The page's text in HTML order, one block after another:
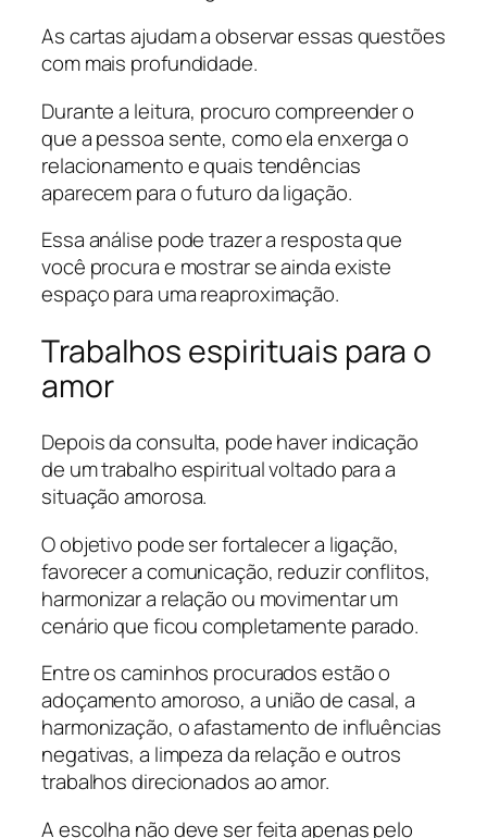
As cartas ajudam a observar essas questões
com mais profundidade.
Durante a leitura, procuro compreender o
que a pessoa sente, como ela enxerga o
relacionamento e quais tendências
aparecem para o futuro da ligação.
Essa análise pode trazer a resposta que
você procura e mostrar se ainda existe
espaço para uma reaproximação.
Trabalhos espirituais para o
amor
Depois da consulta, pode haver indicação
de um trabalho espiritual voltado para a
situação amorosa.
O objetivo pode ser fortalecer a ligação,
favorecer a comunicação, reduzir conflitos,
harmonizar a relação ou movimentar um
cenário que ficou completamente parado.
Entre os caminhos procurados estão o
adoçamento amoroso, a união de casal, a
harmonização, o afastamento de influências
negativas, a limpeza da relação e outros
trabalhos direcionados ao amor.
A escolha não deve ser feita apenas pelo